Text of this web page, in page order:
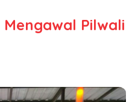
Pilwali